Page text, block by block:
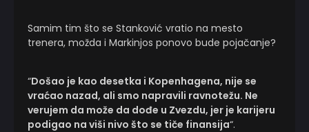
Samim tim što se Stanković vratio na mesto
trenera, možda i Markinjos ponovo bude pojačanje?
“Došao je kao desetka i Kopenhagena, nije se
vraćao nazad, ali smo napravili ravnotežu. Ne
verujem da može da dođe u Zvezdu, jer je karijeru
podigao na viši nivo što se tiče finansija“.